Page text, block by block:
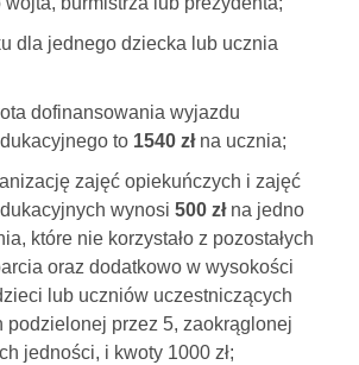
dla jednego dziecka lub ucznia
dofinansowania wyjazdu
to 1540 złna ucznia;
zajęć opiekuńczych i zajęć
wynosi 500 złna jedno
które nie korzystało z pozostałych
oraz dodatkowo w wysokości
lub uczniów uczestniczących
podzielonej przez 5, zaokrąglonej
jedności, i kwoty 1000 zł;